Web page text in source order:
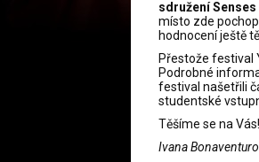
sdružení
místo zde
hodnocení ještě
Přestože festival
Podrobné
festival našetřili
studentské
Těšíme se na Vás!
Ivana